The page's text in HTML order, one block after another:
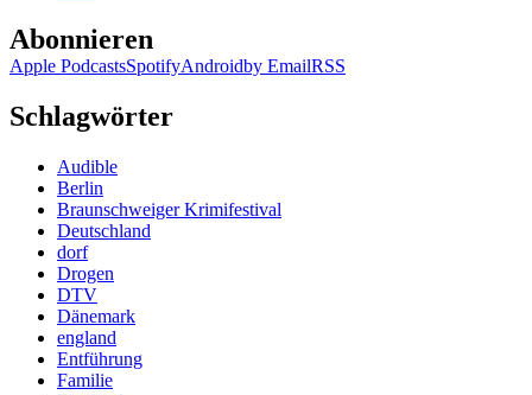
Abonnieren
Apple PodcastsSpotifyAndroidby EmailRSS
Schlagwörter
Audible
Berlin
Braunschweiger Krimifestival
Deutschland
dorf
Drogen
DTV
Dänemark
england
Entführung
Familie